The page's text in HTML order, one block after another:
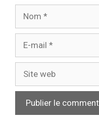
mail
web